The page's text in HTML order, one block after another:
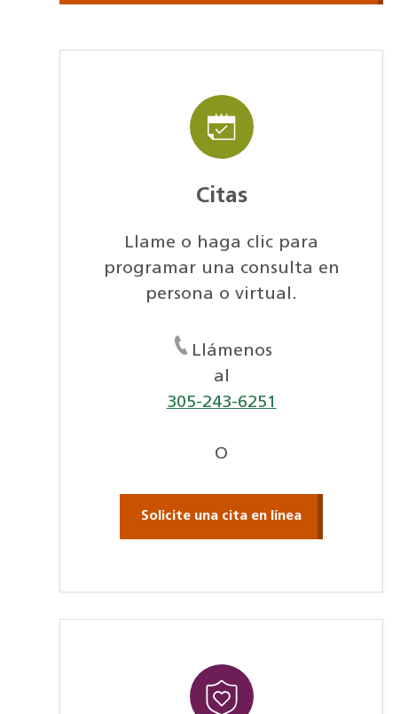
Citas
Llame o haga clic para
programar una consulta en
persona o virtual.
Llámenos
al
305-243-6251
O
Solicite una cita en línea